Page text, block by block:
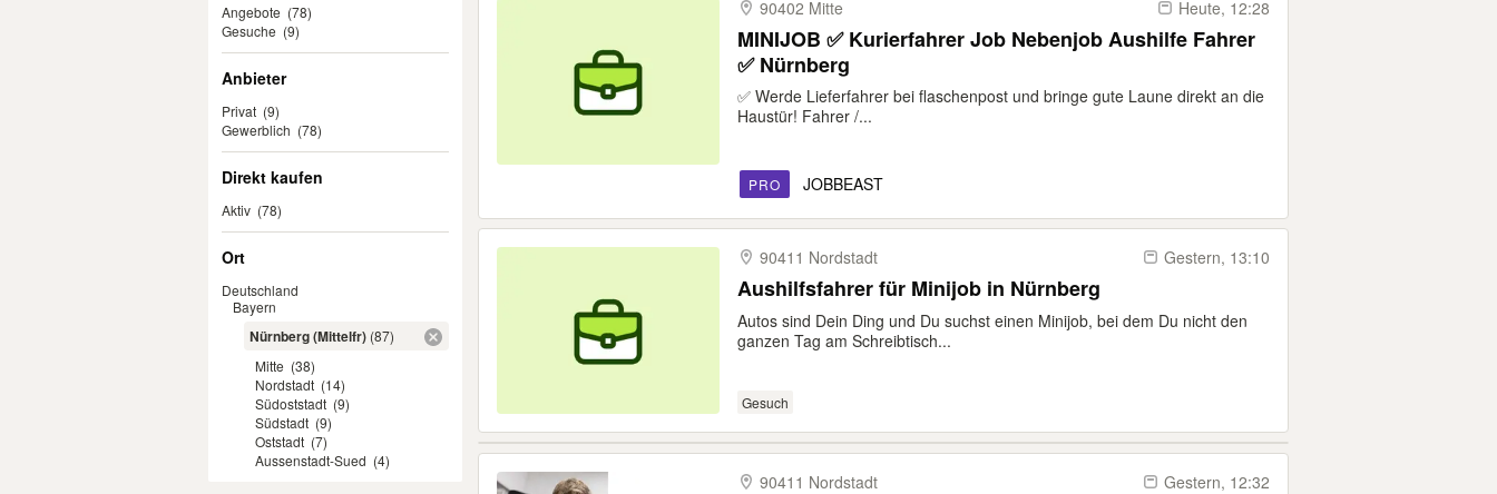
Angebote (78)
Gesuche (9)
Anbieter
Privat (9)
Gewerblich (78)
Direkt kaufen
Aktiv (78)
Ort
Deutschland
Bayern
Nürnberg (Mittelfr) (87)
Mitte (38)
Nordstadt (14)
Südoststadt (9)
Südstadt (9)
Oststadt (7)
Aussenstadt-Sued (4)
90402 Mitte Heute, 12:28
MINIJOB ✅ Kurierfahrer Job Nebenjob Aushilfe Fahrer
✅ Nürnberg
✅ Werde Lieferfahrer bei flaschenpost und bringe gute Laune direkt an die
Haustür! Fahrer /...
PRO JOBBEAST
90411 Nordstadt Gestern, 13:10
Aushilfsfahrer für Minijob in Nürnberg
Autos sind Dein Ding und Du suchst einen Minijob, bei dem Du nicht den
ganzen Tag am Schreibtisch...
Gesuch
90411 Nordstadt Gestern, 12:32